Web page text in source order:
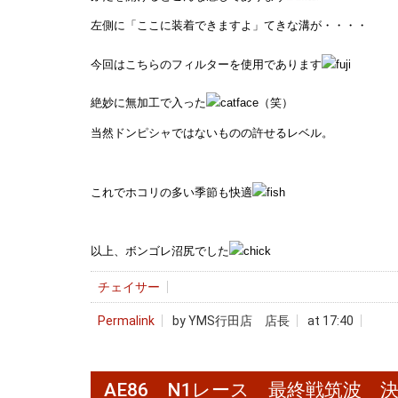
左側に「ここに装着できますよ」てきな溝が・・・・
今回はこちらのフィルターを使用であります
絶妙に無加工で入った （笑）
当然ドンピシャではないものの許せるレベル。
これでホコリの多い季節も快適
以上、ボンゴレ沼尻でした
チェイサー
Permalink by YMS行田店 店長 at 17:40
AE86 N1レース 最終戦筑波 決